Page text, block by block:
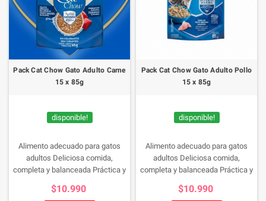
Pack Cat Chow Gato Adulto Carne
15 x 85g
disponible!
Alimento adecuado para gatos
adultos Deliciosa comida,
completa y balanceada Práctica y
$10.990
Pack Cat Chow Gato Adulto Pollo
15 x 85g
disponible!
Alimento adecuado para gatos
adultos Deliciosa comida,
completa y balanceada Práctica y
$10.990